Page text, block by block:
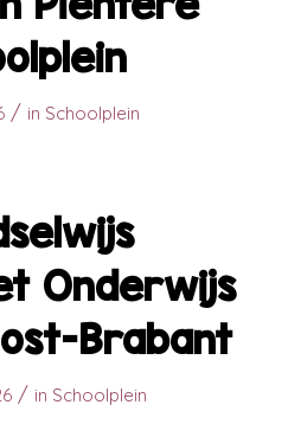
/ in Schoolplein
Onderwijs
Brabant
/ in Schoolplein